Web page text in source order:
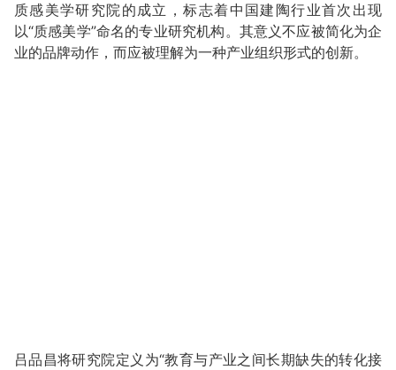
质感美学研究院的成立，标志着中国建陶行业首次出现
以“质感美学”命名的专业研究机构。其意义不应被简化为企
业的品牌动作，而应被理解为一种产业组织形式的创新。
吕品昌将研究院定义为“教育与产业之间长期缺失的转化接